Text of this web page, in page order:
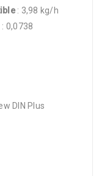
: 3,98 kg/h
: 0,0738
DIN Plus